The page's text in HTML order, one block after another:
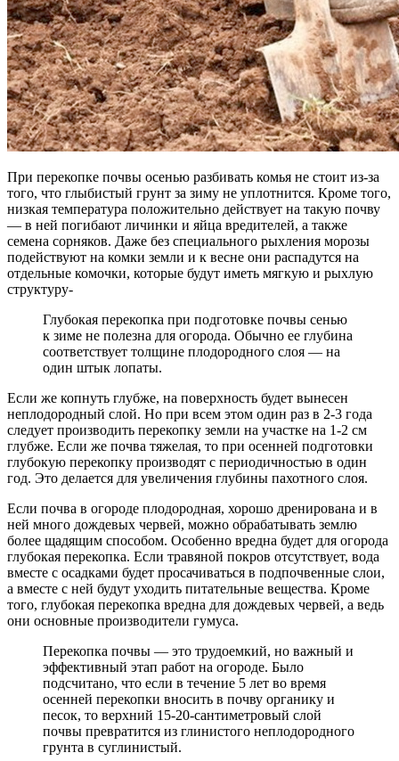
При перекопке почвы осенью разбивать комья не стоит из-за
того, что глыбистый грунт за зиму не уплотнится. Кроме того,
низкая температура положительно действует на такую почву
— в ней погибают личинки и яйца вредителей, а также
семена сорняков. Даже без специального рыхления морозы
подействуют на комки земли и к весне они распадутся на
отдельные комочки, которые будут иметь мягкую и рыхлую
структуру-
Глубокая перекопка при подготовке почвы сенью
к зиме не полезна для огорода. Обычно ее глубина
соответствует толщине плодородного слоя — на
один штык лопаты.
Если же копнуть глубже, на поверхность будет вынесен
неплодородный слой. Но при всем этом один раз в 2-3 года
следует производить перекопку земли на участке на 1-2 см
глубже. Если же почва тяжелая, то при осенней подготовки
глубокую перекопку производят с периодичностью в один
год. Это делается для увеличения глубины пахотного слоя.
Если почва в огороде плодородная, хорошо дренирована и в
ней много дождевых червей, можно обрабатывать землю
более щадящим способом. Особенно вредна будет для огорода
глубокая перекопка. Если травяной покров отсутствует, вода
вместе с осадками будет просачиваться в подпочвенные слои,
а вместе с ней будут уходить питательные вещества. Кроме
того, глубокая перекопка вредна для дождевых червей, а ведь
они основные производители гумуса.
Перекопка почвы — это трудоемкий, но важный и
эффективный этап работ на огороде. Было
подсчитано, что если в течение 5 лет во время
осенней перекопки вносить в почву органику и
песок, то верхний 15-20-сантиметровый слой
почвы превратится из глинистого неплодородного
грунта в суглинистый.